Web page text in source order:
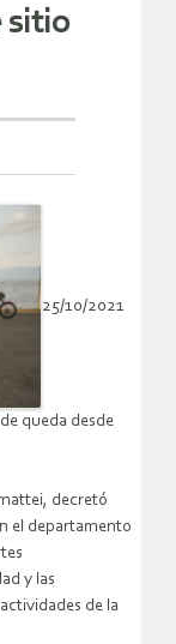
sitio
25/10/2021
queda desde
decretó
el departamento
y las
de la